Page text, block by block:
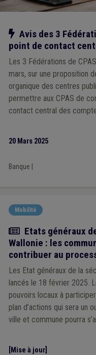
Notre action
Avis des 3
point de contact
Les 3 Fédérations de
mars, sur une proposition
organique des centres
permettre aux CPAS de
contact central des
20 Mars 2025
Banque
Mobilité
Actualité
Etats généraux
Wallonie : les
contribuer au
Les Etat généraux de la
lancés le 18 février 2025.
pouvoirs locaux à
plan d’actions qui sera un
ville et commune pourra
[Mise à jour]